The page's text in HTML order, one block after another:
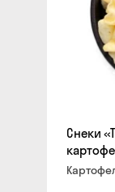
Снеки
с луком